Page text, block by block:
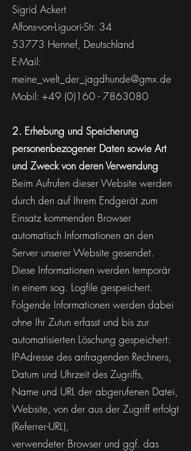
Sigrid Ackert
Alfons-von-Liguori-Str. 34
53773 Hennef, Deutschland
E-Mail:
meine_welt_der_jagdhunde@gmx.de
Mobil: +49 (0)160 - 7863080
2. Erhebung und Speicherung
personenbezogener Daten sowie Art
und Zweck von deren Verwendung
Beim Aufrufen dieser Website werden
durch den auf Ihrem Endgerät zum
Einsatz kommenden Browser
automatisch Informationen an den
Server unserer Website gesendet.
Diese Informationen werden temporär
in einem sog. Logfile gespeichert.
Folgende Informationen werden dabei
ohne Ihr Zutun erfasst und bis zur
automatisierten Löschung gespeichert:
IP-Adresse des anfragenden Rechners,
Datum und Uhrzeit des Zugriffs,
Name und URL der abgerufenen Datei,
Website, von der aus der Zugriff erfolgt
(Referrer-URL),
verwendeter Browser und ggf. das